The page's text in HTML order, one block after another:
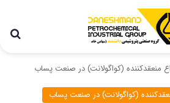
منعقدکننده‌ (کواگولانت) در صنعت پساب
(کواگولانت) در صنعت پساب
در کشور، مجموعه پتروشیمی دانشمند
توان در حال فعالیت می باشد.